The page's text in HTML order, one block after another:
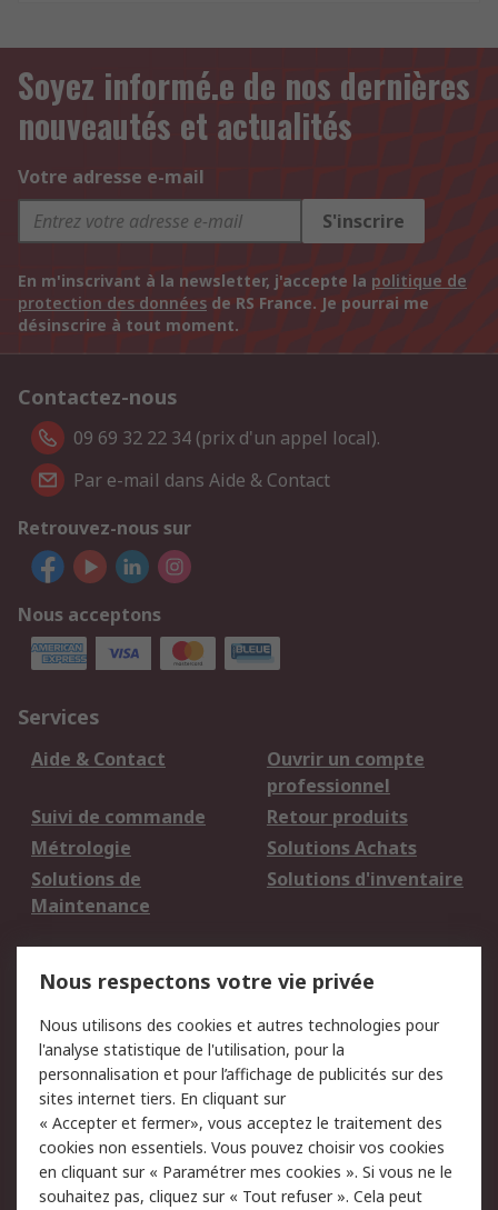
Soyez informé.e de nos dernières
nouveautés et actualités
Votre adresse e-mail
S'inscrire
En m'inscrivant à la newsletter, j'accepte la politique de
protection des données de RS France. Je pourrai me
désinscrire à tout moment.
Contactez-nous
09 69 32 22 34 (prix d'un appel local).
Par e-mail dans Aide & Contact
Retrouvez-nous sur
Nous acceptons
Services
Aide & Contact
Ouvrir un compte
professionnel
Suivi de commande
Retour produits
Métrologie
Solutions Achats
Solutions de
Maintenance
Solutions d'inventaire
du site
Politique de protection
des données - Mise à
jour
Sécurité des E-mails
Conditions générales
de vente
Politique anti-
corruption
Campagnes marketing
Nous respectons votre vie privée
Nous utilisons des cookies et autres technologies pour
l'analyse statistique de l'utilisation, pour la
personnalisation et pour l’affichage de publicités sur des
sites internet tiers. En cliquant sur
« Accepter et fermer», vous acceptez le traitement des
cookies non essentiels. Vous pouvez choisir vos cookies
en cliquant sur « Paramétrer mes cookies ». Si vous ne le
souhaitez pas, cliquez sur « Tout refuser ». Cela peut